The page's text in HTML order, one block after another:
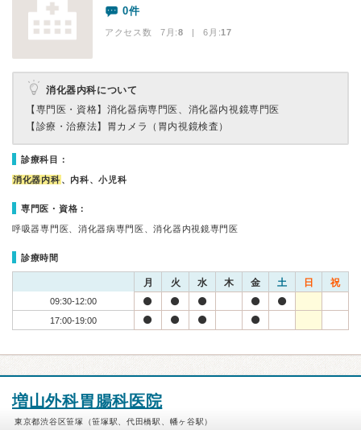
0件
アクセス数 7月:8 | 6月:17
消化器内科について
【専門医・資格】 消化器病専門医、消化器内視鏡専門医
【診療・治療法】 胃カメラ（胃内視鏡検査）
診療科目：
消化器内科 、内科、小児科
専門医・資格：
呼吸器専門医、消化器病専門医、消化器内視鏡専門医
診療時間
月 火 水 木 金 土 日 祝
09:30-12:00
17:00-19:00
増山外科胃腸科医院
東京都渋谷区笹塚（笹塚駅、代田橋駅、幡ヶ谷駅）